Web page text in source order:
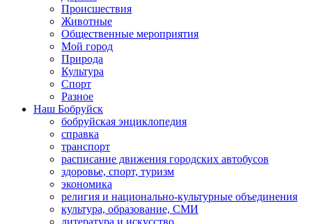
Происшествия
Животные
Общественные мероприятия
Мой город
Природа
Культура
Спорт
Разное
Наш Бобруйск
бобруйская энциклопедия
справка
транспорт
расписание движения городских автобусов
здоровье, спорт, туризм
экономика
религия и национально-культурные объединения
культура, образование, СМИ
литература и искусство